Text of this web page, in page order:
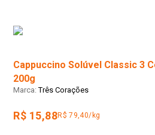
Cappuccino Solúvel Classic 3
200g
Três Corações
R$ 15,88R$ 79,40/kg